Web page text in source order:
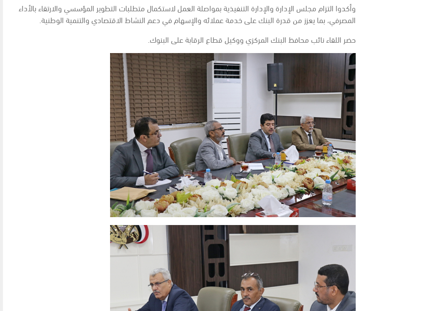
وأكدوا التزام مجلس الإدارة والإدارة التنفيذية بمواصلة العمل لاستكمال متطلبات التطوير المؤسسي والارتقاء بالأداء
المصرفي، بما يعزز من قدرة البنك على خدمة عملائه والإسهام في دعم النشاط الاقتصادي والتنمية الوطنية.
حضر اللقاء نائب محافظ البنك المركزي ووكيل قطاع الرقابة على البنوك.